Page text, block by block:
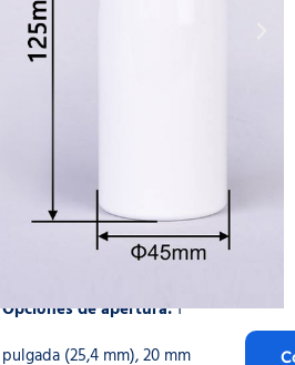
Opciones de apertura:1
pulgada (25,4 mm), 20 mm